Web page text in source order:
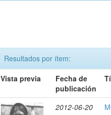
Resultados por ítem:
Vista previa
Fecha de
publicación
2012-06-20